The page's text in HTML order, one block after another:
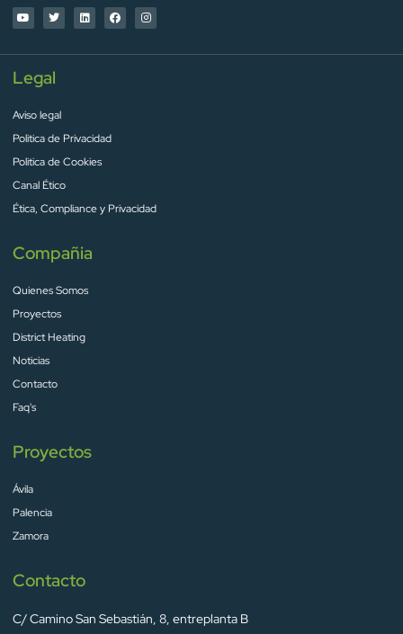
Legal
Aviso legal
Politica de Privacidad
Politica de Cookies
Canal Ético
Ética, Compliance y Privacidad
Compañia
Quienes Somos
Proyectos
District Heating
Noticias
Contacto
Faq's
Proyectos
Ávila
Palencia
Zamora
Contacto
C/ Camino San Sebastián, 8, entreplanta B